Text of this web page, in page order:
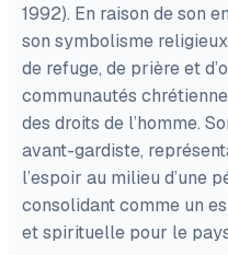
1992). En raison de son
son symbolisme
de refuge, de prière et
communautés
des droits de l’homme.
avant-gardiste,
l’espoir au milieu d’une
consolidant comme un
et spirituelle pour le